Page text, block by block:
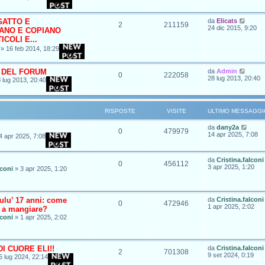
E
E COPIANO
E...
» 16 feb 2014, 18:29
2 211159 da Elicats
24 dic 2015, 9:20
FORUM
lug 2013, 20:40
0 222058 da Admin
28 lug 2013, 20:40
RISPOSTE VISITE ULTIMO
apr 2025, 7:08
0 479979 da dany2a
14 apr 2025, 7:08
» 3 apr 2025, 1:20
0 456112 da Cristina.falconi
3 apr 2025, 1:20
17 anni: come
mangiare?
» 1 apr 2025, 2:02
0 472946 da Cristina.falconi
1 apr 2025, 2:02
CUORE ELI!!
lug 2024, 22:14
2 701308 da Cristina.falconi
9 set 2024, 0:19